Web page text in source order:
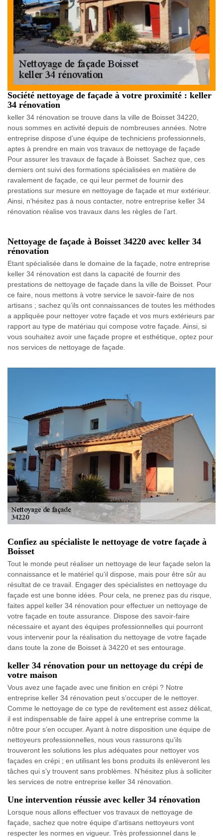
Société nettoyage de façade à votre proximité : keller
34 rénovation
keller 34 rénovation se trouve dans la ville de Boisset 34220,
nous sommes en activité depuis de nombreuses années. Notre
entreprise dispose d’une équipe de techniciens professionnels,
aptes à prendre en main vos travaux de nettoyage de façade
Pour assurer les travaux de façade à Boisset. Sachez que, ces
derniers ont suivi des formations spécialisées en matière de
ravalement de façade, ce qui leur permet de fournir des
prestations sur mesure en nettoyage de façade et mur extérieur.
Ainsi, n’hésitez pas à nous contacter, notre entreprise keller 34
rénovation réalise vos travaux dans les règles de l’art.
Nettoyage de façade à Boisset 34220 avec keller 34
rénovation
Etant spécialisée dans le domaine de la façade, notre entreprise
keller 34 rénovation est dans la capacité de fournir des
prestations de nettoyage de façade dans la ville de Boisset. Pour
ce faire, nous mettons à votre service le savoir-faire de nos
artisans ; sachez qu’ils ont connaissances de toutes les méthodes
a appliquée pour nettoyer votre façade et vos murs extérieurs par
rapport au type de matériau qui compose votre façade. Ainsi, si
vous souhaitez avoir une façade propre et esthétique, optez pour
nos services de nettoyage de façade.
Confiez au spécialiste le nettoyage de votre façade à
Boisset
Tout le monde peut réaliser un nettoyage de leur façade selon la
connaissance et le matériel qu'il dispose, mais pour être sûr au
résultat de ce travail. Engager des spécialistes en nettoyage du
façade est une bonne idées. Pour cela, ne prenez pas du risque,
faites appel keller 34 rénovation pour effectuer un nettoyage de
votre façade en toute assurance. Dispose des savoir-faire
nécessaire et ayant des équipes professionnelles qui pourront
vous intervenir pour la réalisation du nettoyage de votre façade
dans toute la zone de Boisset à 34220 et ses entourage.
keller 34 rénovation pour un nettoyage du crépi de
votre maison
Vous avez une façade avec une finition en crépi ? Notre
entreprise keller 34 rénovation peut s’occuper de le nettoyer.
Comme le nettoyage de ce type de revêtement est assez délicat,
il est indispensable de faire appel à une entreprise comme la
nôtre pour s’en occuper. Ayant à notre disposition une équipe de
nettoyeurs professionnelles, nous vous rassurons qu’ils
trouveront les solutions les plus adéquates pour nettoyer vos
façades en crépi ; en utilisant les bons produits ils enlèveront les
tâches qui s’y trouvent sans problèmes. N’hésitez plus à solliciter
les services de notre entreprise keller 34 rénovation.
Une intervention réussie avec keller 34 rénovation
Lorsque nous allons effectuer vos travaux de nettoyage de
façade, sachez que notre équipe d’artisans nettoyeurs vont
respecter les normes en vigueur. Très professionnel dans le